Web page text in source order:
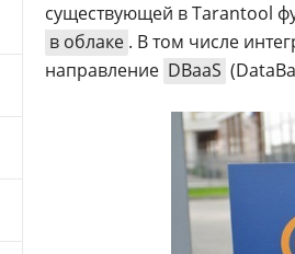
существующей в Tarantool
в облаке . В том числе
направление DBaaS